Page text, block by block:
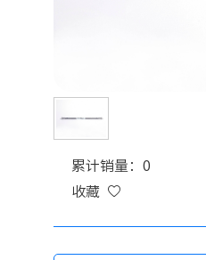
累计销量：0
收藏